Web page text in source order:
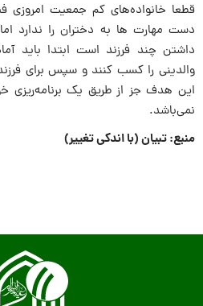
قطعا خانواده‌های کم جمعیت امروزی
دست مهارت ها به دختران را ندارد
داشتن چند فرزند است ابتدا باید
والدینی را کسب کنند و سپس برای
این هدف جز از طریق یک برنامه‌ریزی
نمی‌باشد.
منبع: تبیان (با اندکی تغییر)